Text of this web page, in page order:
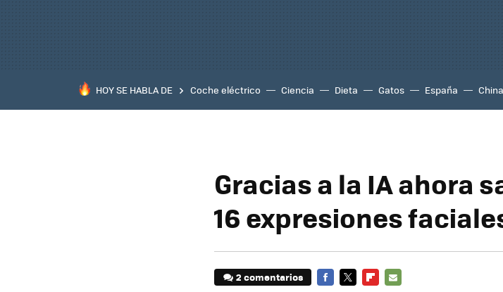
HOY SE HABLA DE Coche eléctrico Ciencia Dieta Gatos España China
Gracias a la IA ahora
16 expresiones
2 comentarios